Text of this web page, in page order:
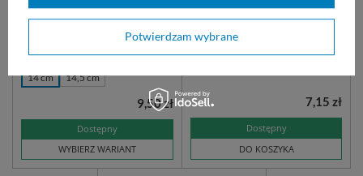
Jednorazowe, sterylne nożyczki
do stosowania podczas zabiegów
14 cm 14,5 cm
Dostępny
WYBIERZ WARIANT
9,50 zł
Sterylna serwet z laminatu
zabezpieczająca miejsce
Dostępny
DO KOSZYKA
7,15 zł
Potwierdzam wybrane